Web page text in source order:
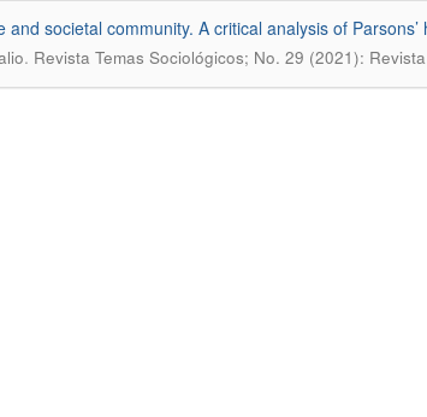
and societal community. A critical analysis of
. Revista Temas Sociológicos; No. 29 (2021):